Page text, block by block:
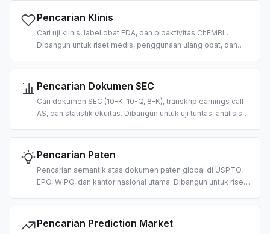
Pencarian Klinis
Cari uji klinis, label obat FDA, dan bioaktivitas ChEMBL.
Dibangun untuk riset medis, penggunaan ulang obat, dan
Pencarian Dokumen SEC
Cari dokumen SEC (10-K, 10-Q, 8-K), transkrip earnings call
AS, dan statistik ekuitas. Dibangun untuk uji tuntas, analisis
Pencarian Paten
Pencarian semantik atas dokumen paten global di USPTO,
EPO, WIPO, dan kantor nasional utama. Dibangun untuk riset
Pencarian Prediction Market